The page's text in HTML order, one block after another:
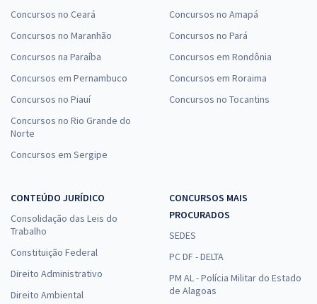
Concursos no Ceará
Concursos no Maranhão
Concursos na Paraíba
Concursos em Pernambuco
Concursos no Piauí
Concursos no Rio Grande do
Norte
Concursos em Sergipe
Concursos no Amapá
Concursos no Pará
Concursos em Rondônia
Concursos em Roraima
Concursos no Tocantins
CONTEÚDO JURÍDICO
Consolidação das Leis do
Trabalho
Constituição Federal
Direito Administrativo
Direito Ambiental
CONCURSOS MAIS
PROCURADOS
SEDES
PC DF - DELTA
PM AL - Polícia Militar do Estado
de Alagoas